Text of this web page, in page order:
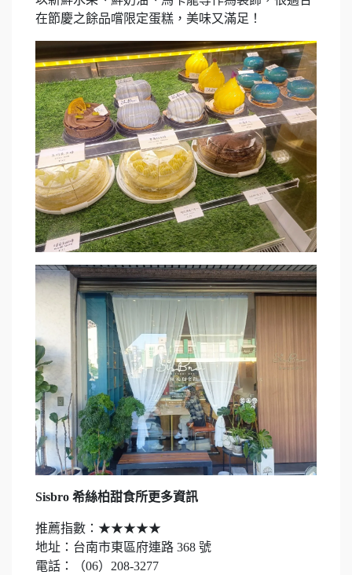
在節慶之餘品嚐限定蛋糕，美味又滿足！
Sisbro 希絲柏甜食所更多資訊
推薦指數：★★★★★
地址：台南市東區府連路 368 號
電話：（06）208-3277